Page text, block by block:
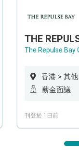
The Repulse Bay
香港 > 其他
薪金面議
刊登於 1日前